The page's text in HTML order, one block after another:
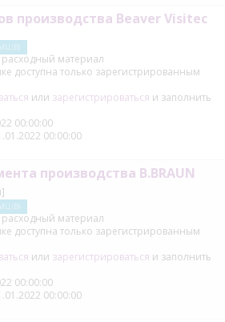
производства Beaver Visitec
(В)
материал
доступна только зарегистрированным
или зарегистрироваться и заполнить
00:00:00
00:00:00
производства B.BRAUN
(В)
материал
доступна только зарегистрированным
или зарегистрироваться и заполнить
00:00:00
00:00:00